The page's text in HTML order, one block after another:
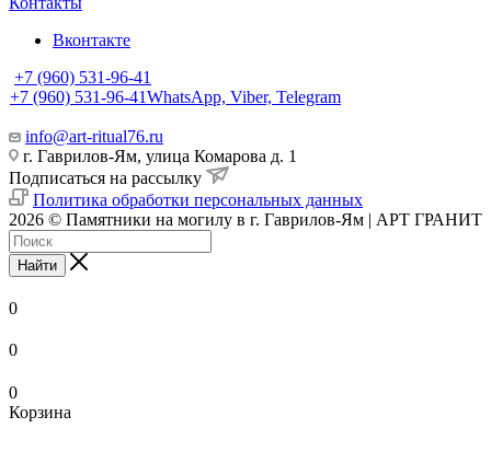
Вконтакте
+7 (960) 531-96-41
+7 (960) 531-96-41WhatsApp, Viber, Telegram
info@art-ritual76.ru
г. Гаврилов-Ям, улица Комарова д. 1
Подписаться на рассылку
Политика обработки персональных данных
2026 © Памятники на могилу в г. Гаврилов-Ям | АРТ ГРАНИТ
Найти
0
0
0
Корзина